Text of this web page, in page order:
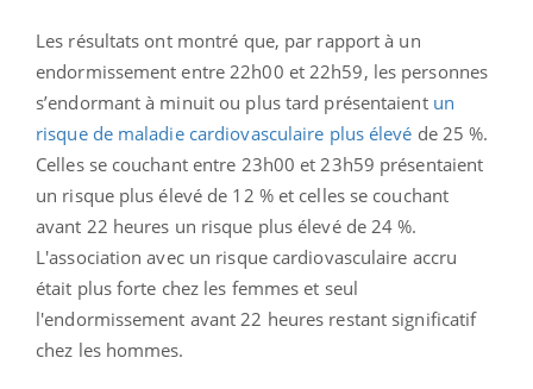
Les résultats ont montré que, par rapport à un
endormissement entre 22h00 et 22h59, les personnes
s’endormant à minuit ou plus tard présentaient un
risque de maladie cardiovasculaire plus élevé de 25 %.
Celles se couchant entre 23h00 et 23h59 présentaient
un risque plus élevé de 12 % et celles se couchant
avant 22 heures un risque plus élevé de 24 %.
L'association avec un risque cardiovasculaire accru
était plus forte chez les femmes et seul
l'endormissement avant 22 heures restant significatif
chez les hommes.